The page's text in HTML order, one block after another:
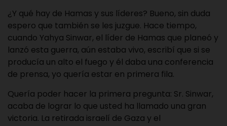
¿Y qué hay de Hamas y sus líderes? Bueno, sin duda
espero que también se les juzgue. Hace tiempo,
cuando Yahya Sinwar, el líder de Hamas que planeó y
lanzó esta guerra, aún estaba vivo, escribí que si se
producía un alto el fuego y él daba una conferencia
de prensa, yo quería estar en primera fila.
Quería poder hacer la primera pregunta: Sr. Sinwar,
acaba de lograr lo que usted ha llamado una gran
victoria. La retirada israelí de Gaza y el